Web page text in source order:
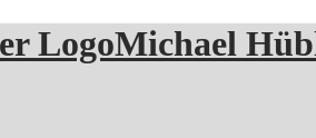
Michael